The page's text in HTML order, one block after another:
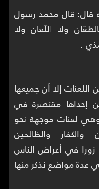
قال: قال محمد رسول
ولا اللّعان ولا
.
اللعنات إلا أن جميعها
إحداها مقتصرة في
لعنات موجهة نحو
والظالمين
في أعراض الناس
عدة مواضع نذكر منها